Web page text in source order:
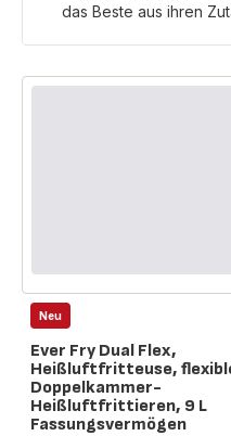
das Beste aus ihren
Neu
Ever Fry Dual Flex,
Heißluftfritteuse,
Doppelkammer-
Heißluftfrittieren, 9 L
Fassungsvermögen